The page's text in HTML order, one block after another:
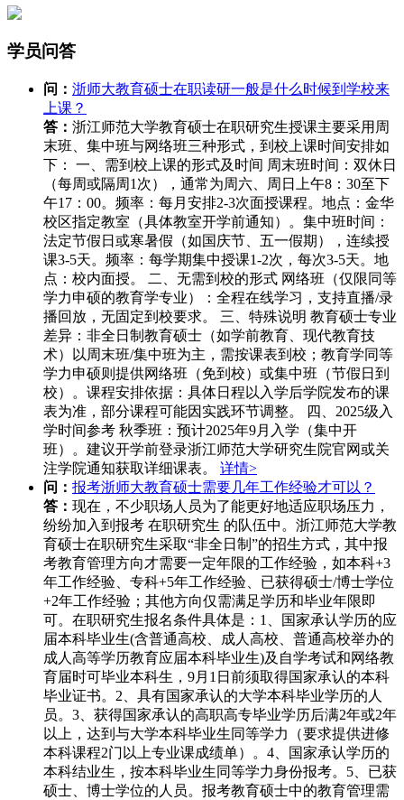
学员问答
问： 浙师大教育硕士在职读研一般是什么时候到学校来
上课？
答： 浙江师范大学教育硕士在职研究生授课主要采用‌周
末班、集中班与网络班‌三种形式，到校上课时间安排如
下： 一、需到校上课的形式及时间 周末班‌时间‌：双休日
（每周或隔周1次），通常为‌周六、周日‌上午8：30至下
午17：00。频率‌：每月安排2-3次面授课程。地点‌：金华
校区指定教室（具体教室开学前通知）。集中班‌时间‌：
法定节假日或寒暑假（如国庆节、五一假期），连续授
课3-5天。频率‌：每学期集中授课1-2次，每次3-5天。地
点‌：校内面授。 二、无需到校的形式 网络班‌（仅限同等
学力申硕的教育学专业）：全程在线学习，支持直播/录
播回放，‌无固定到校要求‌。 三、特殊说明 教育硕士专业
差异‌：非全日制教育硕士（如学前教育、现代教育技
术）以‌周末班/集中班为主‌，需按课表到校；教育学同等
学力申硕则提供‌网络班‌（免到校）或‌集中班‌（节假日到
校）。课程安排依据‌：具体日程以入学后学院发布的‌课
表为准‌，部分课程可能因实践环节调整。 四、2025级入
学时间参考 秋季班：预计‌2025年9月入学‌（集中开
班）。建议开学前登录浙江师范大学研究生院官网或关
注学院通知获取详细课表。 详情>
问： 报考浙师大教育硕士需要几年工作经验才可以？
答： 现在，不少职场人员为了能更好地适应职场压力，
纷纷加入到报考 在职研究生 的队伍中。浙江师范大学教
育硕士在职研究生采取“非全日制”的招生方式，其中报
考教育管理方向才需要一定年限的工作经验，如本科+3
年工作经验、专科+5年工作经验、已获得硕士/博士学位
+2年工作经验；其他方向仅需满足学历和毕业年限即
可。在职研究生报名条件具体是：1、国家承认学历的应
届本科毕业生(含普通高校、成人高校、普通高校举办的
成人高等学历教育应届本科毕业生)及自学考试和网络教
育届时可毕业本科生，9月1日前须取得国家承认的本科
毕业证书。2、具有国家承认的大学本科毕业学历的人
员。3、获得国家承认的高职高专毕业学历后满2年或2年
以上，达到与大学本科毕业生同等学力（要求提供进修
本科课程2门以上专业课成绩单）。4、国家承认学历的
本科结业生，按本科毕业生同等学力身份报考。5、已获
硕士、博士学位的人员。报考教育硕士中的教育管理需